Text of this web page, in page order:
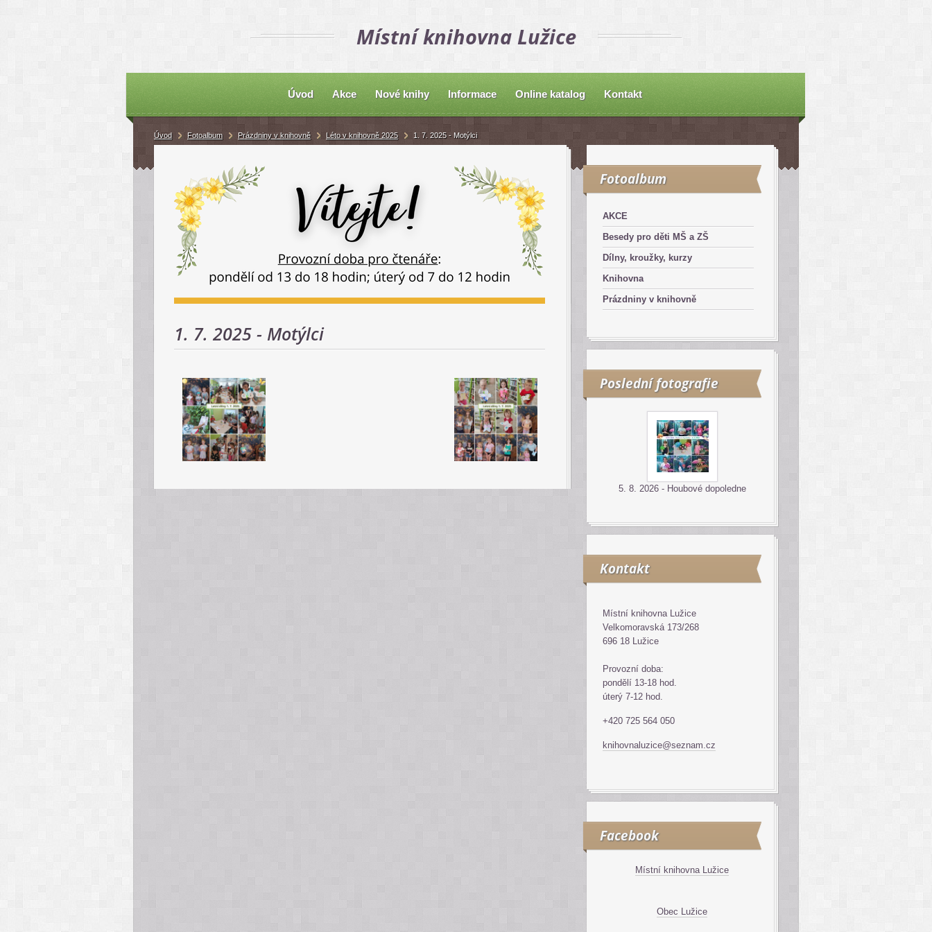
Místní knihovna Lužice
Úvod Akce Nové knihy Informace Online katalog Kontakt
1. 7. 2025 - Motýlci
Fotoalbum
AKCE
Besedy pro děti MŠ a ZŠ
Dílny, kroužky, kurzy
Knihovna
Prázdniny v knihovně
Poslední fotografie
5. 8. 2026 - Houbové dopoledne
Kontakt
Místní knihovna Lužice
Velkomoravská 173/268
696 18 Lužice
Provozní doba:
pondělí 13-18 hod.
úterý 7-12 hod.
+420 725 564 050
knihovnaluzice@seznam.cz
Facebook
Místní knihovna Lužice
Obec Lužice
Úvod Fotoalbum Prázdniny v knihovně Léto v knihovně 2025 1. 7. 2025 - Motýlci